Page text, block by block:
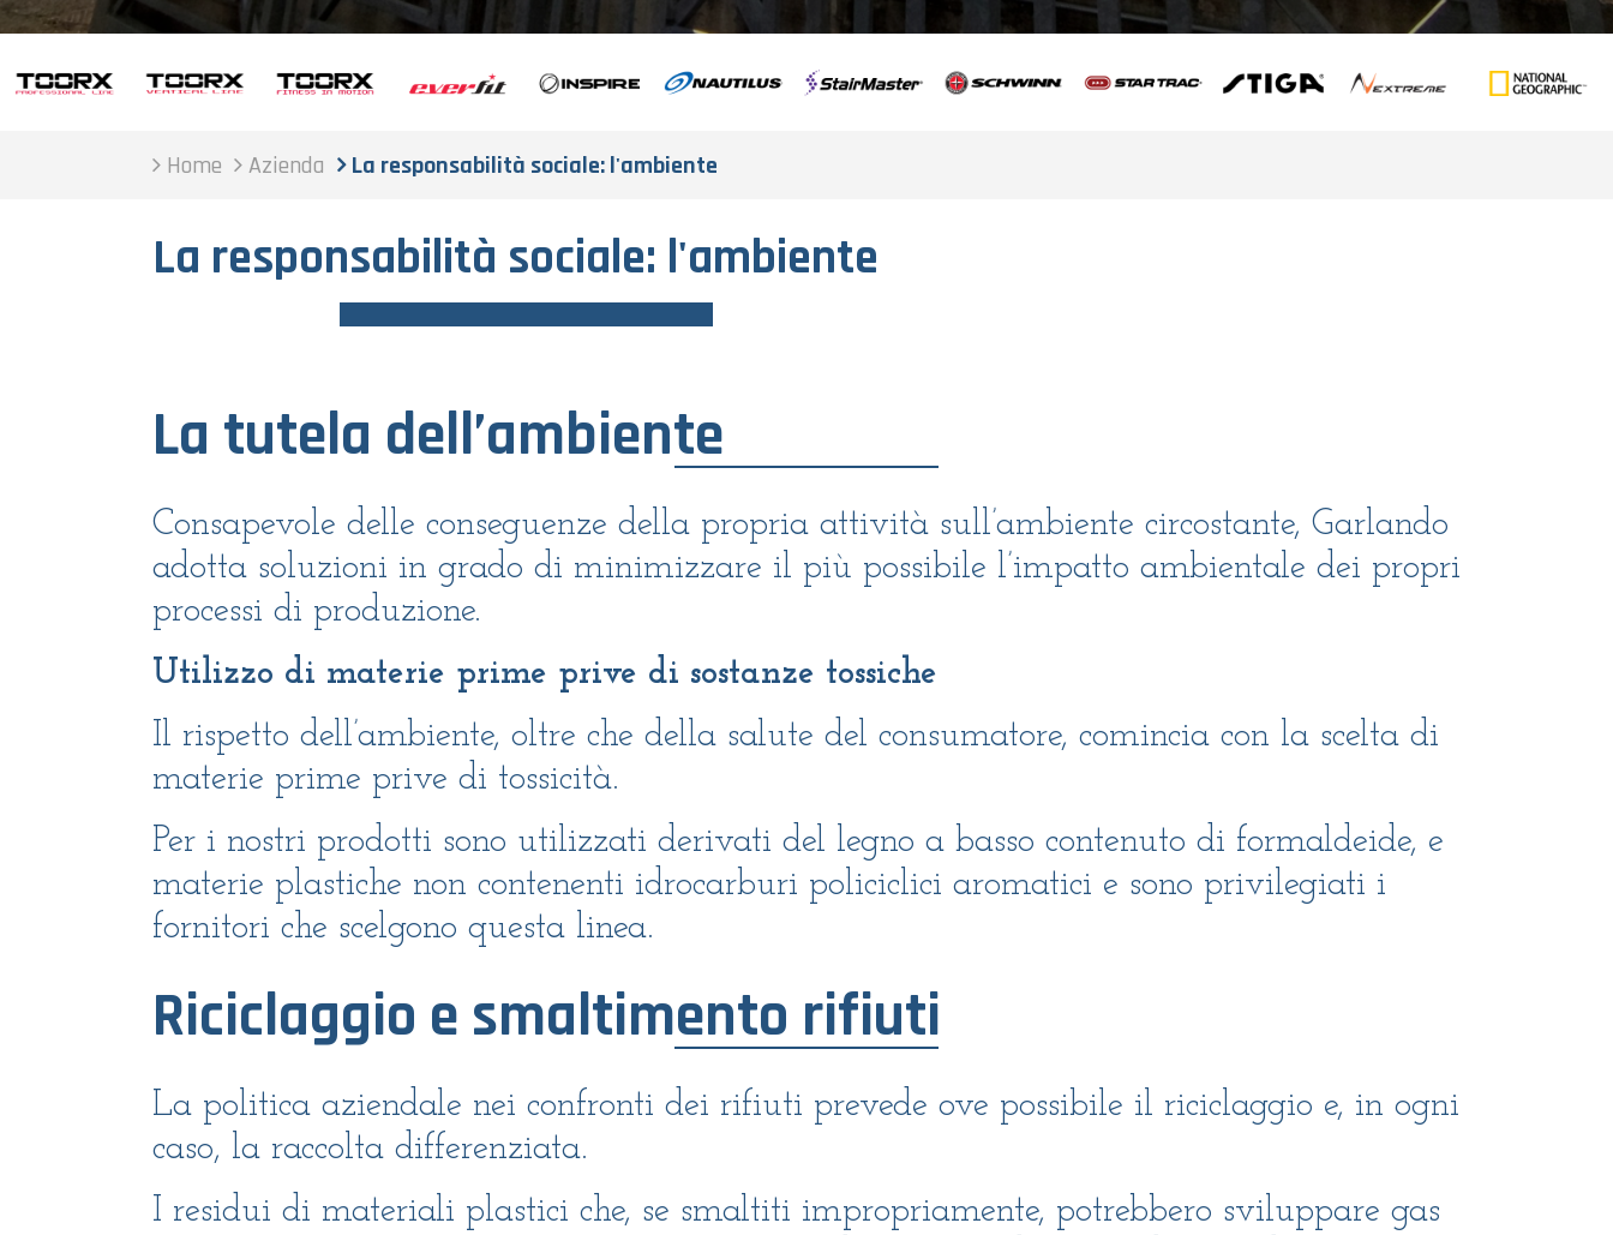
Home Azienda La responsabilità sociale: l'ambiente
La responsabilità sociale: l'ambiente
La tutela dell’ambiente
Consapevole delle conseguenze della propria attività sull’ambiente circostante, Garlando
adotta soluzioni in grado di minimizzare il più possibile l’impatto ambientale dei propri
processi di produzione.
Utilizzo di materie prime prive di sostanze tossiche
Il rispetto dell’ambiente, oltre che della salute del consumatore, comincia con la scelta di
materie prime prive di tossicità.
Per i nostri prodotti sono utilizzati derivati del legno a basso contenuto di formaldeide, e
materie plastiche non contenenti idrocarburi policiclici aromatici e sono privilegiati i
fornitori che scelgono questa linea.
Riciclaggio e smaltimento rifiuti
La politica aziendale nei confronti dei rifiuti prevede ove possibile il riciclaggio e, in ogni
caso, la raccolta differenziata.
I residui di materiali plastici che, se smaltiti impropriamente, potrebbero sviluppare gas